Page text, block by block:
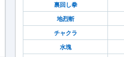
裏回し拳
地烈斬
チャクラ
水塊